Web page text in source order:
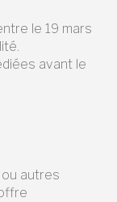
le 19 mars
avant le
autres